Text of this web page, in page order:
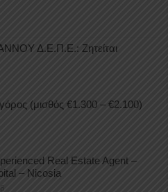
Δ.Ε.Π.Ε.: Ζητείται
(μισθός €1.300 – €2.100)
Real Estate Agent –
– Nicosia